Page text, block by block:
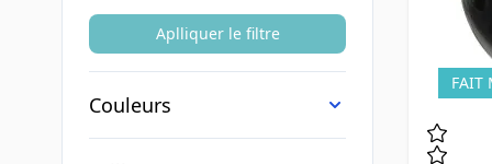
Aplliquer le filtre
Couleurs
FAIT